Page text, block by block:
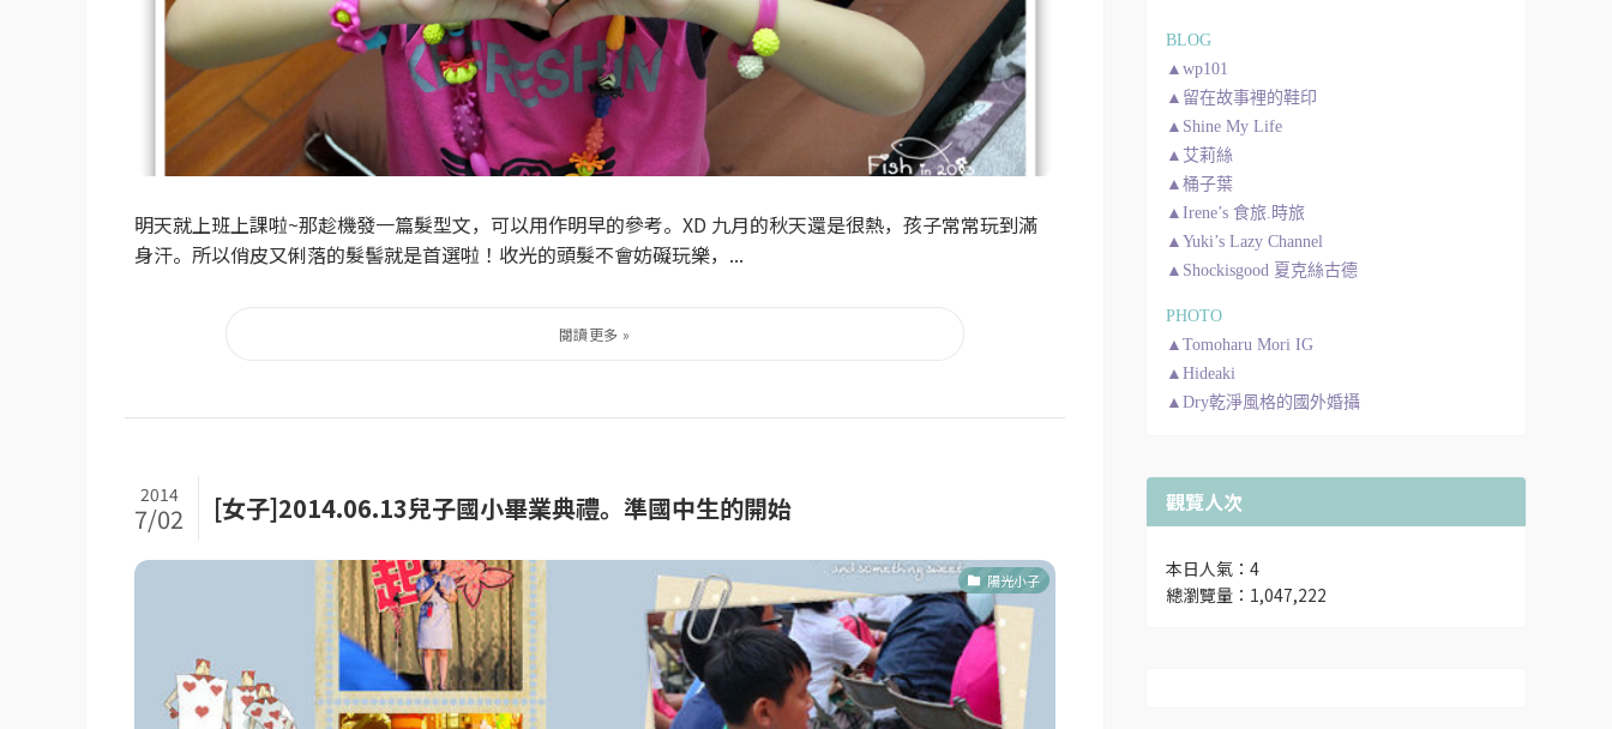
明天就上班上課啦~那趁機發一篇髮型文，可以用作明早的參考。XD 九月的秋天還是很熱，孩子常常玩到滿
身汗。所以俏皮又俐落的髮髻就是首選啦！收光的頭髮不會妨礙玩樂，...
[女子]2014.06.13兒子國小畢業典禮。準國中生的開始
2014
7/02
陽光小子
BLOG
▲wp101
▲留在故事裡的鞋印
▲Shine My Life
▲艾莉絲
▲桶子葉
▲Irene’s 食旅.時旅
▲Yuki’s Lazy Channel
▲Shockisgood 夏克絲古德
PHOTO
▲Tomoharu Mori IG
▲Hideaki
▲Dry乾淨風格的國外婚攝
觀覽人次
本日人氣：4
總瀏覽量：1,047,222